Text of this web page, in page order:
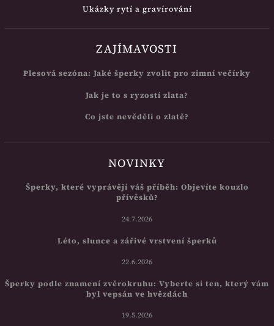
Ukázky rytí a gravírování
ZAJÍMAVOSTI
Plesová sezóna: Jaké šperky zvolit pro zimní večírky
Jak je to s ryzostí zlata?
Co jste nevěděli o zlatě?
NOVINKY
Šperky, které vyprávějí váš příběh: Objevíte kouzlo
přívěsků?
24.7.2026
Léto, slunce a zářivé vrstvení šperků
22.6.2026
Šperky podle znamení zvěrokruhu: Vyberte si ten, který vám
byl vepsán ve hvězdách
19.5.2026